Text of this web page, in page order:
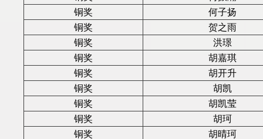
铜奖
何子扬
铜奖
贺之雨
铜奖
洪璟
铜奖
胡嘉琪
铜奖
胡开升
铜奖
胡凯
铜奖
胡凯莹
铜奖
胡珂
铜奖
胡晴珂